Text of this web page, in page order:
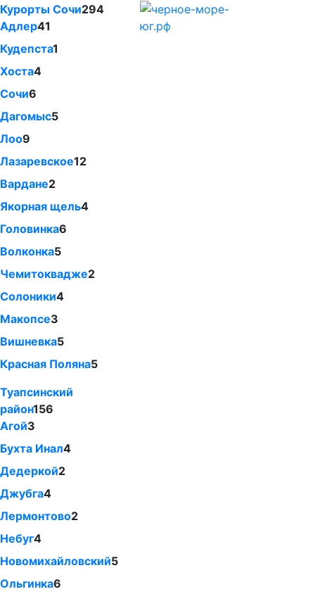
Курорты Сочи294
Адлер41
Кудепста1
Хоста4
Сочи6
Дагомыс5
Лоо9
Лазаревское12
Вардане2
Якорная щель4
Головинка6
Волконка5
Чемитоквадже2
Солоники4
Макопсе3
Вишневка5
Красная Поляна5
Туапсинский
район156
Агой3
Бухта Инал4
Дедеркой2
Джубга4
Лермонтово2
Небуг4
Новомихайловский5
Ольгинка6